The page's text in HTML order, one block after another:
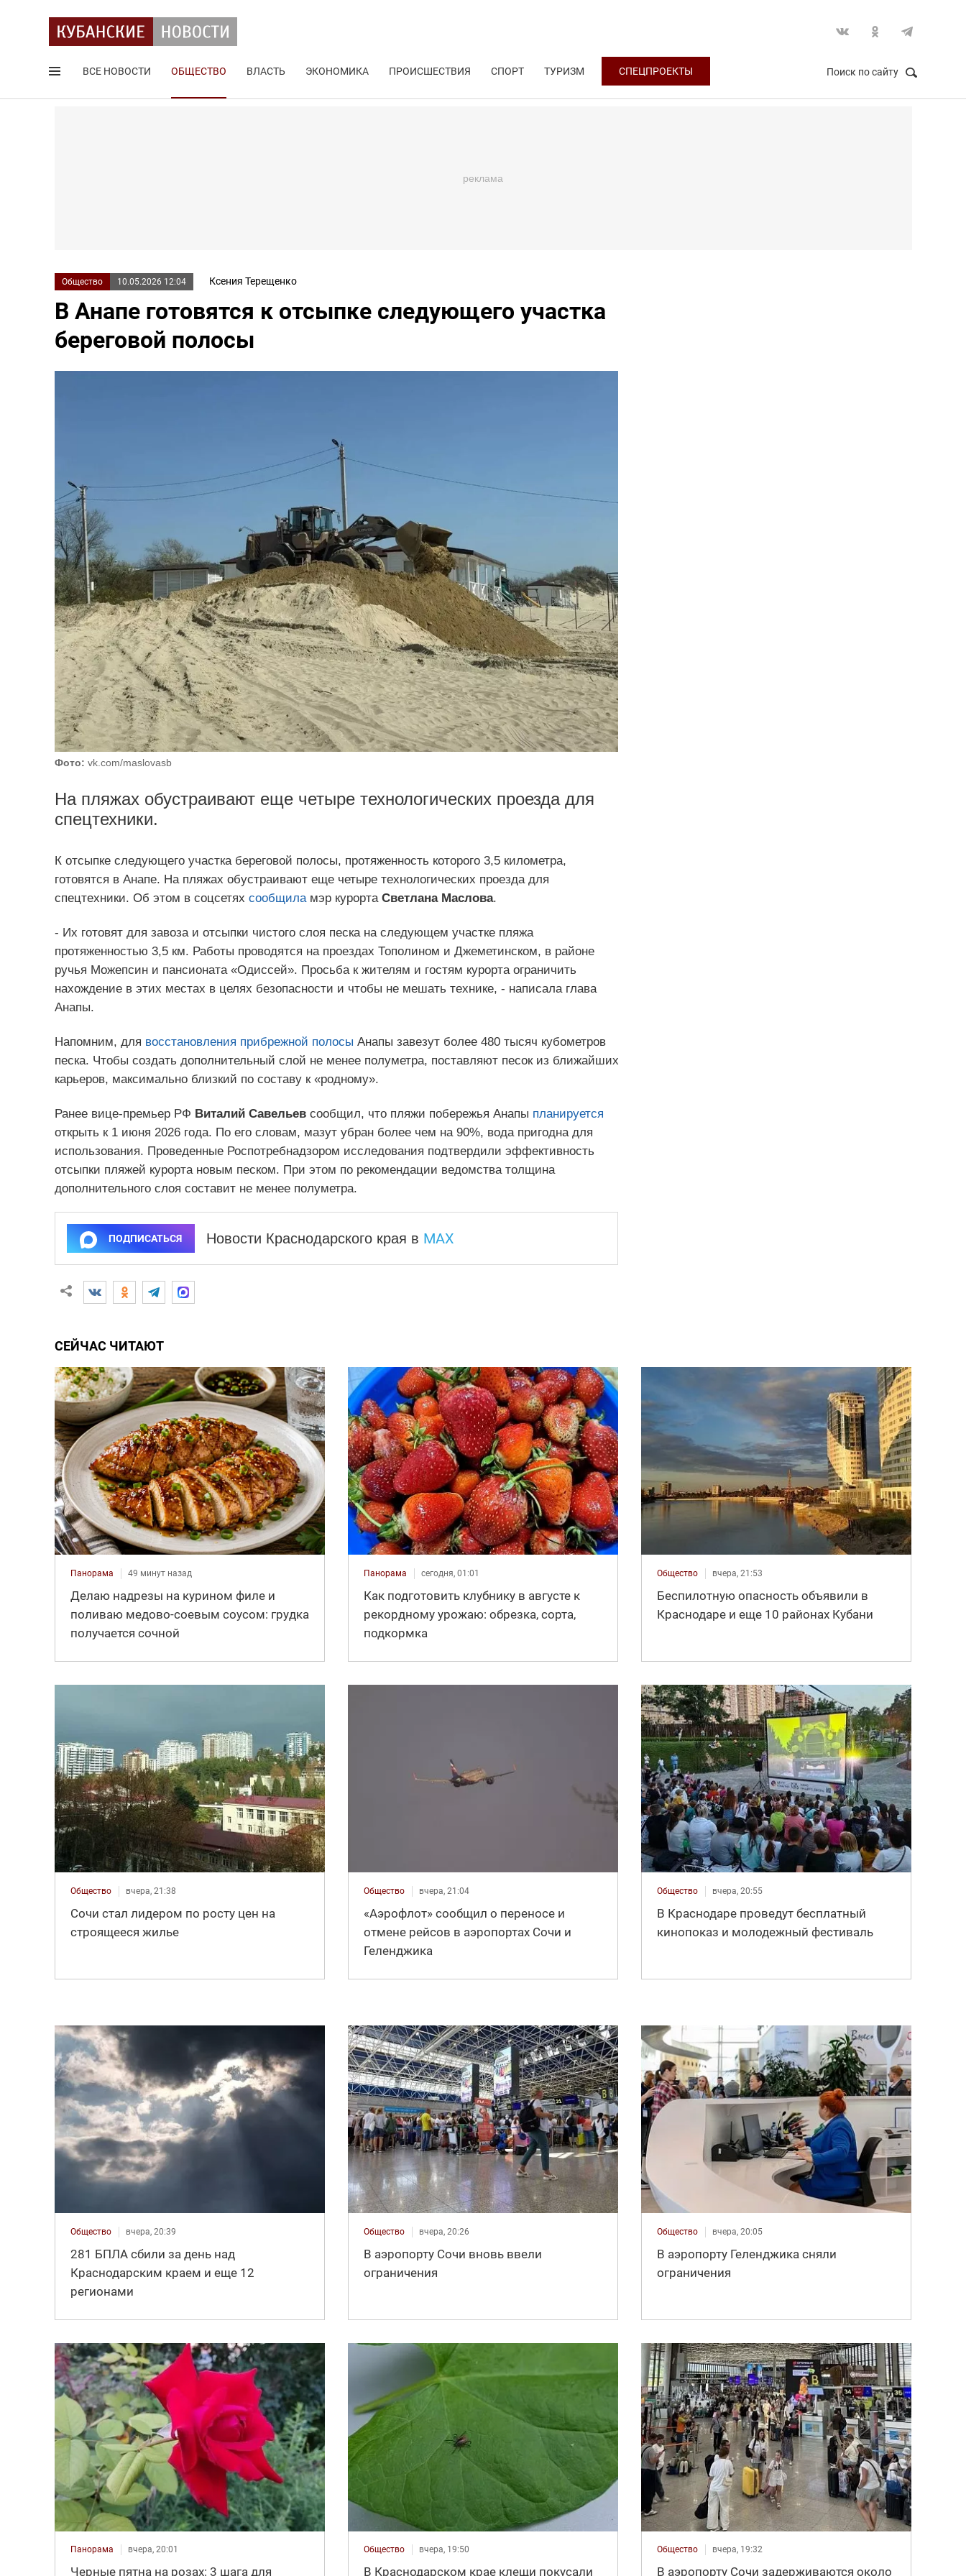
ВСЕ НОВОСТИ ОБЩЕСТВО ВЛАСТЬ ЭКОНОМИКА ПРОИСШЕСТВИЯ СПОРТ ТУРИЗМ СПЕЦПРОЕКТЫ Поиск по сайту
Общество 10.05.2026 12:04 Ксения Терещенко
В Анапе готовятся к отсыпке следующего участка
береговой полосы
Фото: vk.com/maslovasb
На пляжах обустраивают еще четыре технологических проезда для
спецтехники.
К отсыпке следующего участка береговой полосы, протяженность которого 3,5 километра,
готовятся в Анапе. На пляжах обустраивают еще четыре технологических проезда для
спецтехники. Об этом в соцсетях сообщиламэр курорта Светлана Маслова.
- Их готовят для завоза и отсыпки чистого слоя песка на следующем участке пляжа
протяженностью 3,5 км. Работы проводятся на проездах Тополином и Джеметинском, в районе
ручья Можепсин и пансионата «Одиссей». Просьба к жителям и гостям курорта ограничить
нахождение в этих местах в целях безопасности и чтобы не мешать технике, - написала глава
Анапы.
Напомним, для восстановления прибрежной полосы Анапы завезут более 480 тысяч кубометров
песка. Чтобы создать дополнительный слой не менее полуметра, поставляют песок из ближайших
карьеров, максимально близкий по составу к «родному».
Ранее вице-премьер РФ Виталий Савельев сообщил, что пляжи побережья Анапы планируется
открыть к 1 июня 2026 года. По его словам, мазут убран более чем на 90%, вода пригодна для
использования. Проведенные Роспотребнадзором исследования подтвердили эффективность
отсыпки пляжей курорта новым песком. При этом по рекомендации ведомства толщина
дополнительного слоя составит не менее полуметра.
ПОДПИСАТЬСЯ Новости Краснодарского края в MAX
СЕЙЧАС ЧИТАЮТ
Панорама 49 минут назад
Делаю надрезы на курином филе и
поливаю медово-соевым соусом: грудка
получается сочной
Панорама сегодня, 01:01
Как подготовить клубнику в августе к
рекордному урожаю: обрезка, сорта,
подкормка
Общество вчера, 21:53
Беспилотную опасность объявили в
Краснодаре и еще 10 районах Кубани
Общество вчера, 21:38
Сочи стал лидером по росту цен на
строящееся жилье
Общество вчера, 21:04
«Аэрофлот» сообщил о переносе и
отмене рейсов в аэропортах Сочи и
Геленджика
Общество вчера, 20:55
В Краснодаре проведут бесплатный
кинопоказ и молодежный фестиваль
Общество вчера, 20:39
281 БПЛА сбили за день над
Краснодарским краем и еще 12
регионами
Общество вчера, 20:26
В аэропорту Сочи вновь ввели
ограничения
Общество вчера, 20:05
В аэропорту Геленджика сняли
ограничения
Панорама вчера, 20:01
Черные пятна на розах: 3 шага для
Общество вчера, 19:50
В Краснодарском крае клещи покусали
Общество вчера, 19:32
В аэропорту Сочи задерживаются около